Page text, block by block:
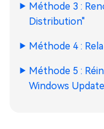
Méthode 3 :
Distribution"
Méthode 4 :
Méthode 5 :
Windows Update